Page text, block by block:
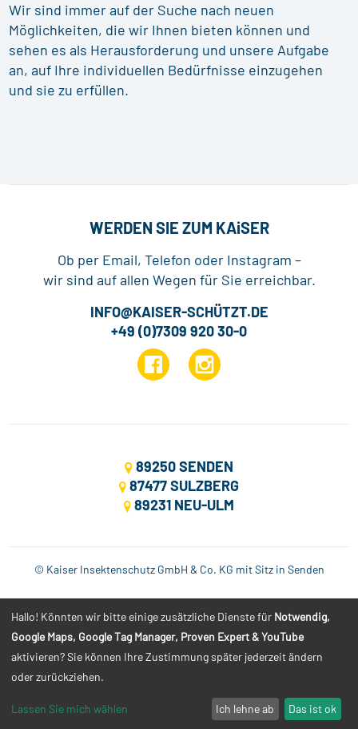
Wir sind immer auf der Suche nach neuen
Möglichkeiten, die wir Ihnen bieten können und
sehen es als Herausforderung und unsere Aufgabe
an, auf Ihre individuellen Bedürfnisse einzugehen
und sie zu erfüllen.
WERDEN SIE ZUM KAiSER
Ob per Email, Telefon oder Instagram –
wir sind auf allen Wegen für Sie erreichbar.
INFO@KAISER-SCHÜTZT.DE
+49 (0)7309 920 30-0
89250 SENDEN
87477 SULZBERG
89231 NEU-ULM
© Kaiser Insektenschutz GmbH & Co. KG mit Sitz in Senden
Impressum
Datenschutz
Hallo! Könnten wir bitte einige zusätzliche Dienste für Notwendig,
Google Maps, Google Tag Manager, Proven Expert & YouTube
aktivieren? Sie können Ihre Zustimmung später jederzeit ändern
oder zurückziehen.
Lassen Sie mich wählen Ich lehne ab Das ist ok